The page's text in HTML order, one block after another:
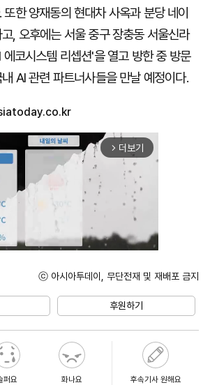
한 양재동의 현대차 사옥과 분당 네이
, 오후에는 서울 중구 장충동 서울신라
코시스템 리셉션'을 열고 방한 중 방문
AI 관련 파트너사들을 만날 예정이다.
arrow_forward_ios 더보기
ⓒ 아시아투데이, 무단전재 및 재배포 금지
후원하기
퍼요 화나요 후속기사 원해요